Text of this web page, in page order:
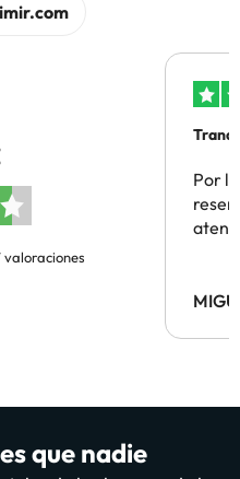
valoraciones
Por
que nadie